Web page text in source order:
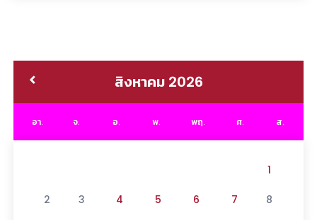
สิงหาคม 2026
อา. จ. อ. พ. พฤ. ศ. ส.
1
2 3 4 5 6 7 8